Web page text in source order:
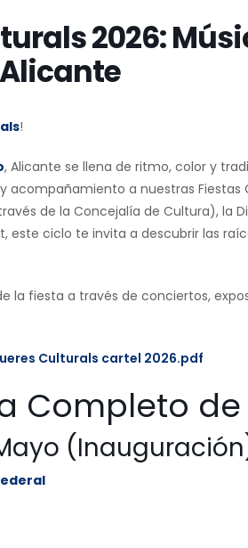
2026:
!
, Alicante se llena de ritmo, color y
acompañamiento a nuestras Fiestas
de la Concejalía de Cultura), la
este ciclo te invita a descubrir las
la fiesta a través de conciertos,
Culturals cartel 2026.pdf
Completo